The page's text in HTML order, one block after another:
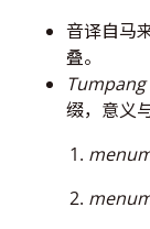
音译自马
叠。
Tumpang
缀，意义